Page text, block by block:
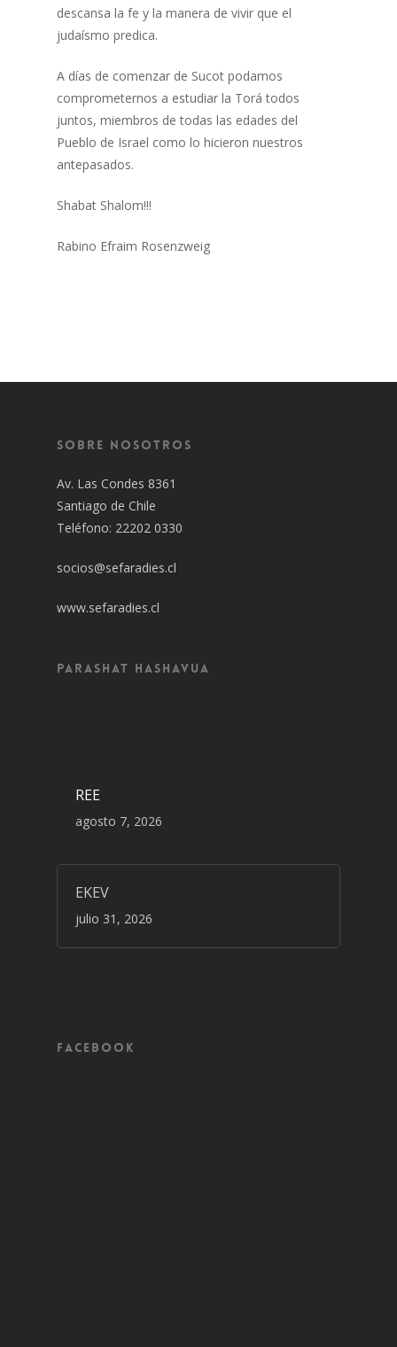
descansa la fe y la manera de vivir que el
judaísmo predica.
A días de comenzar de Sucot podamos
comprometernos a estudiar la Torá todos
juntos, miembros de todas las edades del
Pueblo de Israel como lo hicieron nuestros
antepasados.
Shabat Shalom!!!
Rabino Efraim Rosenzweig
Sobre Nosotros
Av. Las Condes 8361
Santiago de Chile
Teléfono: 22202 0330
socios@sefaradies.cl
www.sefaradies.cl
Parashat Hashavua
REE
agosto 7, 2026
EKEV
julio 31, 2026
Facebook